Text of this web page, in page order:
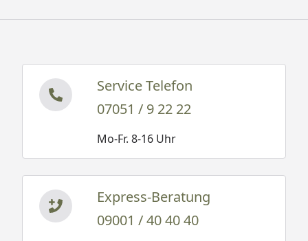
Service Telefon
07051 / 9 22 22
Mo-Fr. 8-16 Uhr
Express-Beratung
09001 / 40 40 40